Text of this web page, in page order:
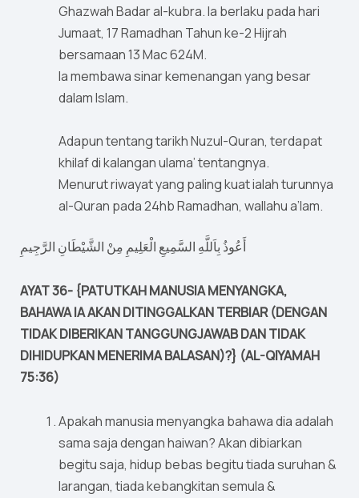
Ghazwah Badar al-kubra. Ia berlaku pada hari
Jumaat, 17 Ramadhan Tahun ke-2 Hijrah
bersamaan 13 Mac 624M.
Ia membawa sinar kemenangan yang besar
dalam Islam.
Adapun tentang tarikh Nuzul-Quran, terdapat
khilaf di kalangan ulama’ tentangnya.
Menurut riwayat yang paling kuat ialah turunnya
al-Quran pada 24hb Ramadhan, wallahu a’lam.
أَعُوذُ بِاَللَّهِ السَّمِيعِ الْعَلِيمِ مِنْ الشَّيْطَانِ الرَّجِيمِ
AYAT 36- {PATUTKAH MANUSIA MENYANGKA,
BAHAWA IA AKAN DITINGGALKAN TERBIAR (DENGAN
TIDAK DIBERIKAN TANGGUNGJAWAB DAN TIDAK
DIHIDUPKAN MENERIMA BALASAN)?} (AL-QIYAMAH
75:36)
Apakah manusia menyangka bahawa dia adalah
sama saja dengan haiwan? Akan dibiarkan
begitu saja, hidup bebas begitu tiada suruhan &
larangan, tiada kebangkitan semula &